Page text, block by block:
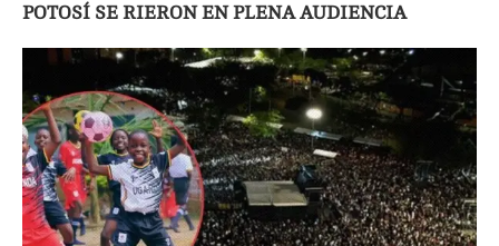
POTOSÍ SE RIERON EN PLENA AUDIENCIA